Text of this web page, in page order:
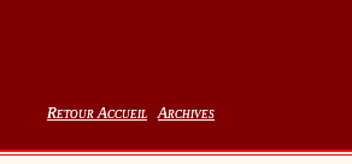
Retour Accueil Archives
Retour Accueil Archives